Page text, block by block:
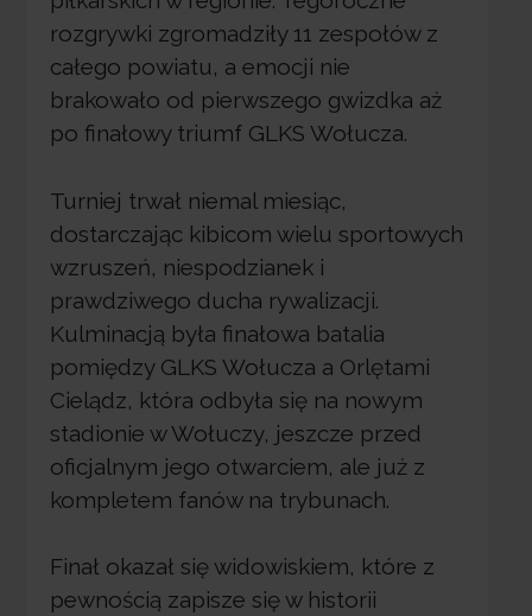
rozgrywki zgromadziły 11 zespołów z
całego powiatu, a emocji nie
brakowało od pierwszego gwizdka aż
po finałowy triumf GLKS Wołucza.
Turniej trwał niemal miesiąc,
dostarczając kibicom wielu sportowych
wzruszeń, niespodzianek i
prawdziwego ducha rywalizacji.
Kulminacją była finałowa batalia
pomiędzy GLKS Wołucza a Orlętami
Cielądz, która odbyła się na nowym
stadionie w Wołuczy, jeszcze przed
oficjalnym jego otwarciem, ale już z
kompletem fanów na trybunach.
Finał okazał się widowiskiem, które z
pewnością zapisze się w historii